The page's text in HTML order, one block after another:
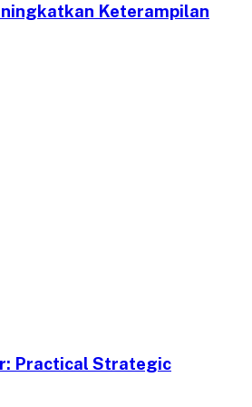
Keterampilan
Practical Strategic